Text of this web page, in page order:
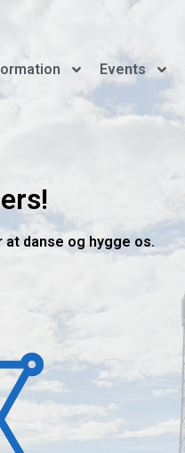
Events
danse og hygge os.